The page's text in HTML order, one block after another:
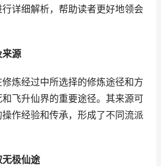
详细解析，帮助读者更好地领会
来源
炼经过中所选择的修炼途径和方
飞升仙界的重要途径。其来源可
作经验和传承，形成了不同流派
极仙途